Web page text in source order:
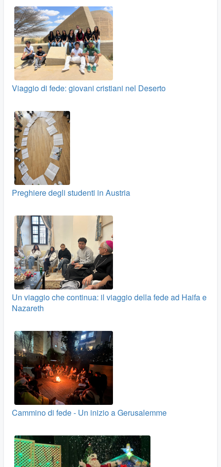
Viaggio di fede: giovani cristiani nel Deserto
Preghiere degli studenti in Austria
Un viaggio che continua: il viaggio della fede ad Haifa e
Nazareth
Cammino di fede - Un inizio a Gerusalemme